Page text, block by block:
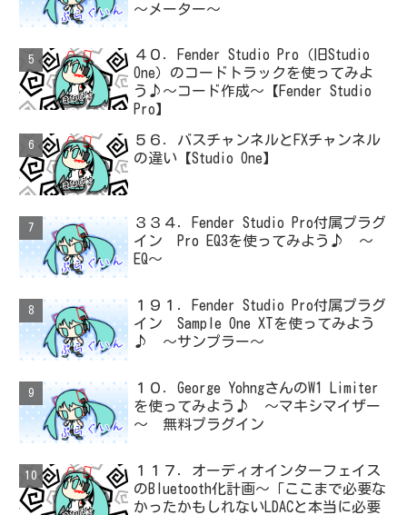
～メーター～
４０．Fender Studio Pro（旧Studio
One）のコードトラックを使ってみよ
う♪～コード作成～【Fender Studio
Pro】
５６．バスチャンネルとFXチャンネル
の違い【Studio One】
３３４．Fender Studio Pro付属プラグ
イン Pro EQ3を使ってみよう♪ ～
EQ～
１９１．Fender Studio Pro付属プラグ
イン Sample One XTを使ってみよう
♪ ～サンプラー～
１０．George YohngさんのW1 Limiter
を使ってみよう♪ ～マキシマイザー
～ 無料プラグイン
１１７．オーディオインターフェイス
のBluetooth化計画～「ここまで必要な
かったかもしれないLDACと本当に必要